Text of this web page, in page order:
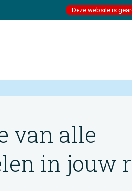
Deze website is
van alle
in jouw